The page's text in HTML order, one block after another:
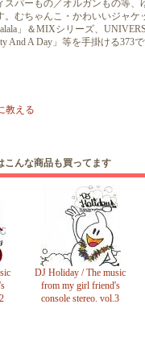
スパーもの／オルガンもの等、
。むちゃんこ・かわいいジャケ
」＆MIXシリーズ、
And A Day」等を手掛ける373
教える
こんな商品も買ってます
DJ Holiday / The music
from my girl friend's
console stereo. vol.3